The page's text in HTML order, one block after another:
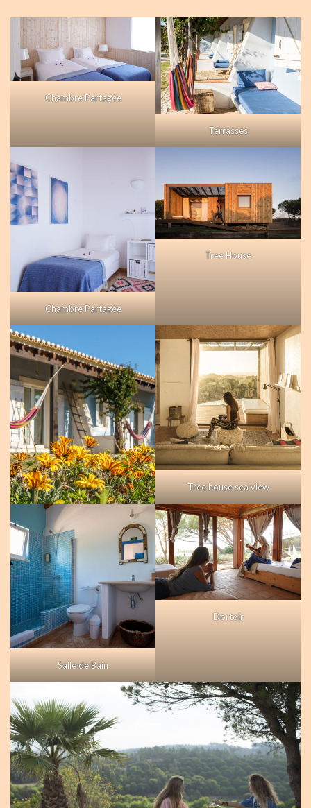
Chambre Partagée
Terrasses
Chambre Partagée
Tree House
Tree house sea view
Salle de Bain
Dortoir